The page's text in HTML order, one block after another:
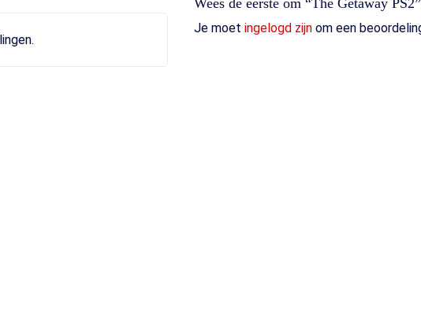
Wees de eerste om “The Getaway
Je moetingelogd zijn om een